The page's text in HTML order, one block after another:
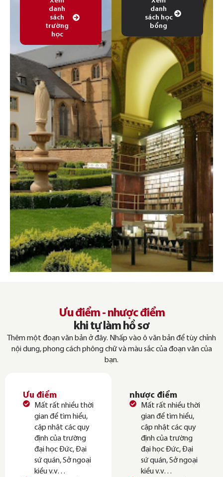
danh
sách
trường
học
danh
sách học
bổng
Ưu điểm - nhược điểm
khi tự làm hồ sơ
Thêm một đoạn văn bản ở đây. Nhấp vào ô văn bản để tùy chỉnh
nội dung, phong cách phông chữ và màu sắc của đoạn văn của
bạn.
Ưu điểm
Mất rất nhiều thời
gian để tìm hiểu,
cập nhật các quy
định của trường
đại học Đức, Đại
sứ quán, Sở ngoại
kiều v.v…
nhược điểm
Mất rất nhiều thời
gian để tìm hiểu,
cập nhật các quy
định của trường
đại học Đức, Đại
sứ quán, Sở ngoại
kiều v.v…